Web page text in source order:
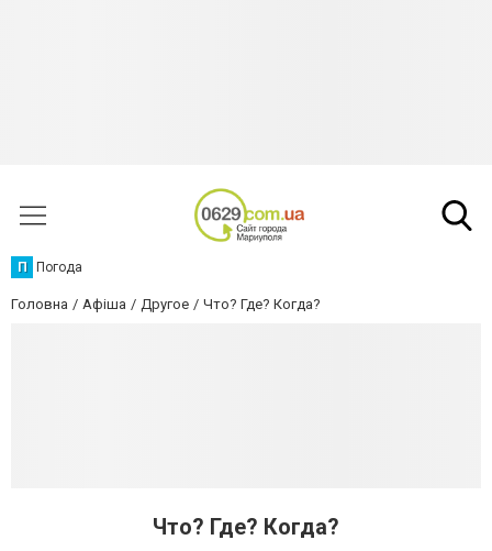
П Погода
Головна Афіша Другое Что? Где? Когда?
Что? Где? Когда?